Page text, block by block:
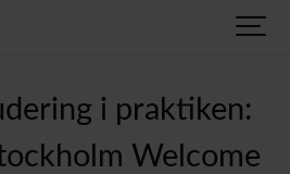
i praktiken:
Welcome